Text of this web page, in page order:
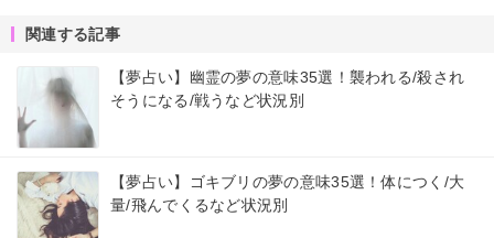
関連する記事
【夢占い】幽霊の夢の意味35選！襲われる/殺され
そうになる/戦うなど状況別
【夢占い】ゴキブリの夢の意味35選！体につく/大
量/飛んでくるなど状況別